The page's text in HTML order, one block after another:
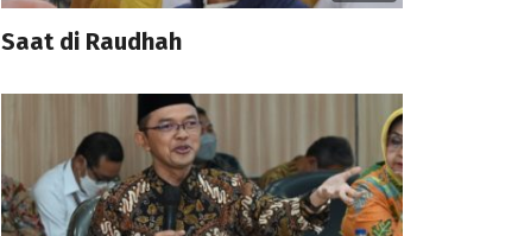
Saat di Raudhah